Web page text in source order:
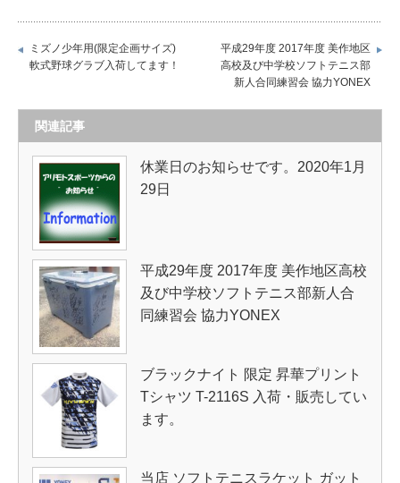
ミズノ少年用(限定企画サイズ)
軟式野球グラブ入荷してます！
平成29年度 2017年度 美作地区
高校及び中学校ソフトテニス部
新人合同練習会 協力YONEX
関連記事
休業日のお知らせです。2020年1月
29日
平成29年度 2017年度 美作地区高校
及び中学校ソフトテニス部新人合
同練習会 協力YONEX
ブラックナイト 限定 昇華プリント
Tシャツ T-2116S 入荷・販売してい
ます。
当店 ソフトテニスラケット ガット